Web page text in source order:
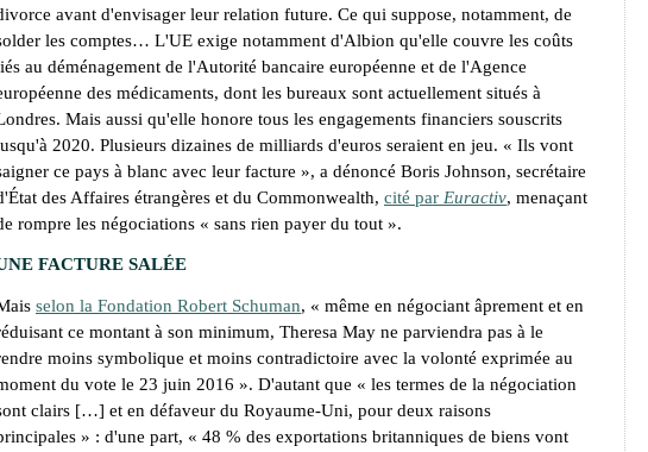
avant d'envisager leur relation future. Ce qui suppose, notamment, de
les comptes… L'UE exige notamment d'Albion qu'elle couvre les coûts
au déménagement de l'Autorité bancaire européenne et de l'Agence
des médicaments, dont les bureaux sont actuellement situés à
Mais aussi qu'elle honore tous les engagements financiers souscrits
2020. Plusieurs dizaines de milliards d'euros seraient en jeu. « Ils vont
ce pays à blanc avec leur facture », a dénoncé Boris Johnson, secrétaire
des Affaires étrangères et du Commonwealth, cité par Euractiv, menaçant
rompre les négociations « sans rien payer du tout ».
FACTURE SALÉE
selon la Fondation Robert Schuman, « même en négociant âprement et en
ce montant à son minimum, Theresa May ne parviendra pas à le
moins symbolique et moins contradictoire avec la volonté exprimée au
du vote le 23 juin 2016 ». D'autant que « les termes de la négociation
clairs […] et en défaveur du Royaume-Uni, pour deux raisons
» : d'une part, « 48 % des exportations britanniques de biens vont